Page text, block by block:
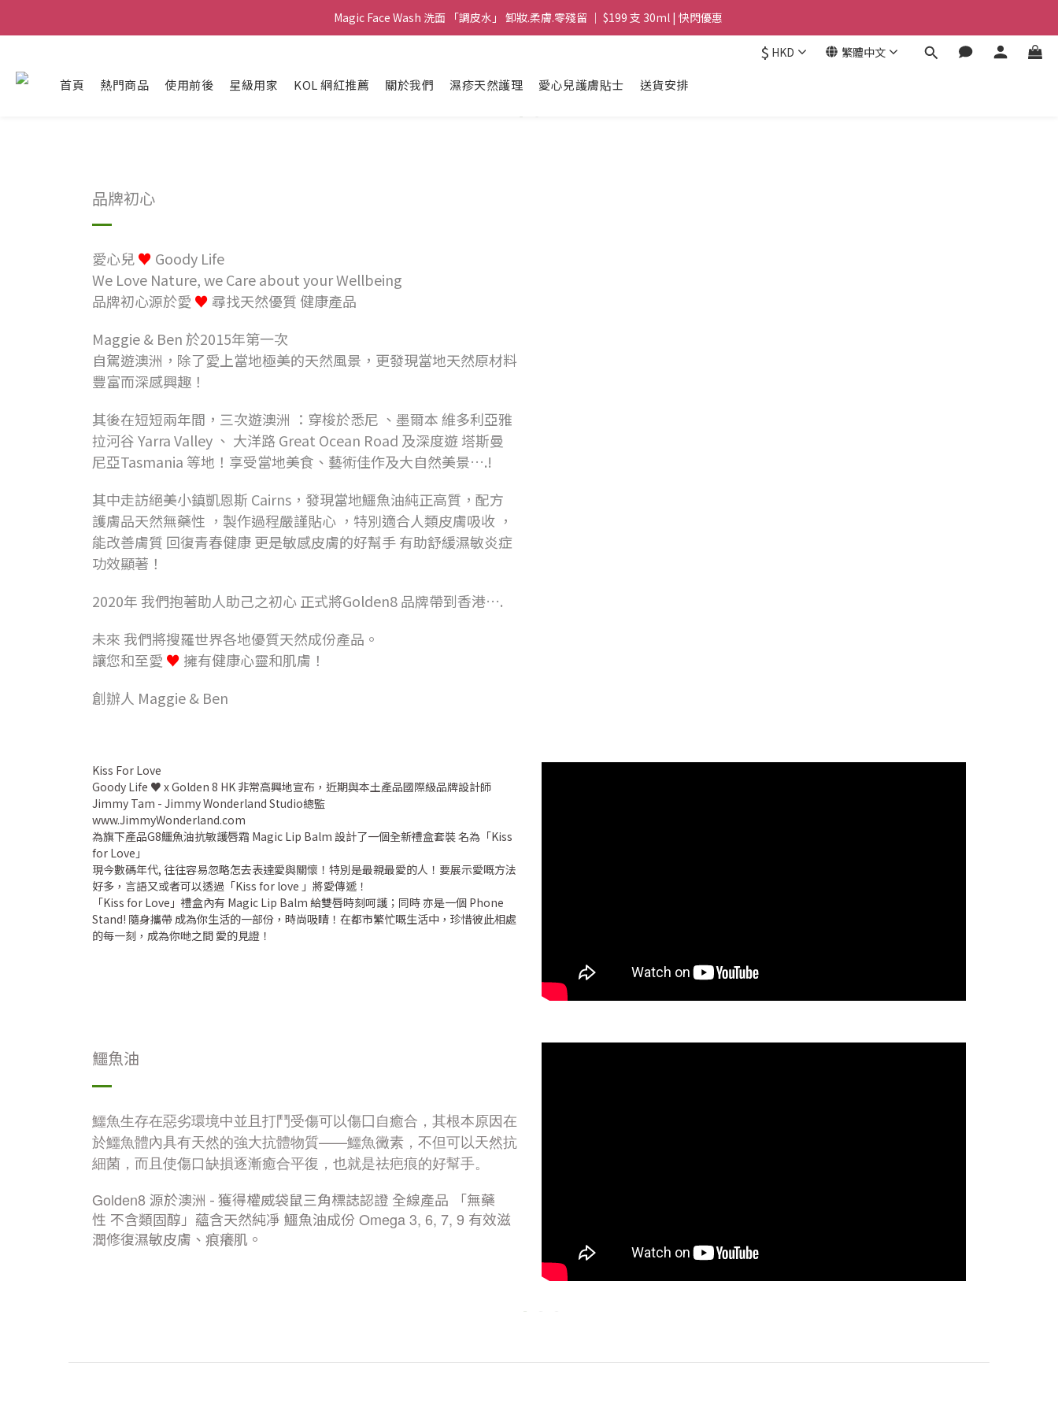
Magic Face Wash 洗面 「調皮水」 卸妝.柔膚.零殘留 ｜ $199 支 30ml | 快閃優惠
Magic Face Wash 洗面 「調皮水」 卸妝.柔膚.零殘留 ｜ $199 支 30ml | 快閃優惠
買滿 $1800 送支 洗面 「調皮水」 原價 $268 / 支 30ml  🎁 ｜  送完即止
$ HKD 繁體中文
首頁 熱門商品 使用前後 星級用家 KOL 網紅推薦 關於我們 濕疹天然護理 愛心兒護膚貼士 送貨安排
品牌初心
愛心兒♥️ Goody Life
We Love Nature, we Care about your Wellbeing
品牌初心源於愛 ♥️尋找天然優質 健康產品
Maggie & Ben 於2015年第一次
自駕遊澳洲，除了愛上當地極美的天然風景，更發現當地天然原材料
豐富而深感興趣！
其後在短短兩年間，三次遊澳洲 ：穿梭於悉尼 、墨爾本 維多利亞雅
拉河谷 Yarra Valley 、 大洋路 Great Ocean Road 及深度遊 塔斯曼
尼亞Tasmania 等地！享受當地美食、藝術佳作及大自然美景….!
其中走訪絕美小鎮凱恩斯 Cairns，發現當地鱷魚油純正高質，配方
護膚品天然無藥性 ，製作過程嚴謹貼心 ，特別適合人類皮膚吸收 ，
能改善膚質 回復青春健康 更是敏感皮膚的好幫手 有助舒緩濕敏炎症
功效顯著！
2020年 我們抱著助人助己之初心 正式將Golden8 品牌帶到香港….
未來 我們將搜羅世界各地優質天然成份產品。
讓您和至愛 ♥️ 擁有健康心靈和肌膚！
創辦人 Maggie & Ben
Kiss For Love
Goody Life ♥️ x Golden 8 HK 非常高興地宣布，近期與本土產品國際級品牌設計師
Jimmy Tam - Jimmy Wonderland Studio總監
www.JimmyWonderland.com
為旗下產品G8鱷魚油抗敏護唇霜 Magic Lip Balm 設計了一個全新禮盒套裝 名為「Kiss
for Love」
現今數碼年代, 往往容易忽略怎去表達愛與關懷！特別是最親最愛的人！要展示愛嘅方法
好多，言語又或者可以透過「Kiss for love 」將愛傳遞！
「Kiss for Love」禮盒內有 Magic Lip Balm 給雙唇時刻呵護；同時 亦是一個 Phone
Stand! 隨身攜帶 成為你生活的一部份，時尚吸睛！在都市繁忙嘅生活中，珍惜彼此相處
的每一刻，成為你哋之間 愛的見證！
鱷魚油
鱷魚生存在惡劣環境中並且打鬥受傷可以傷囗自癒合，其根本原因在
於鱷魚體內具有天然的強大抗體物質——鱷魚黴素，不但可以天然抗
細菌，而且使傷口缺損逐漸癒合平復，也就是祛疤痕的好幫手。
Golden8 源於澳洲 - 獲得權威袋鼠三角標誌認證 全線產品
「無藥
性 不含類固醇」蘊含天然純凈 鱷魚油成份 Omega 3, 6, 7, 9 有效滋
潤修復濕敏皮膚、痕癢肌。